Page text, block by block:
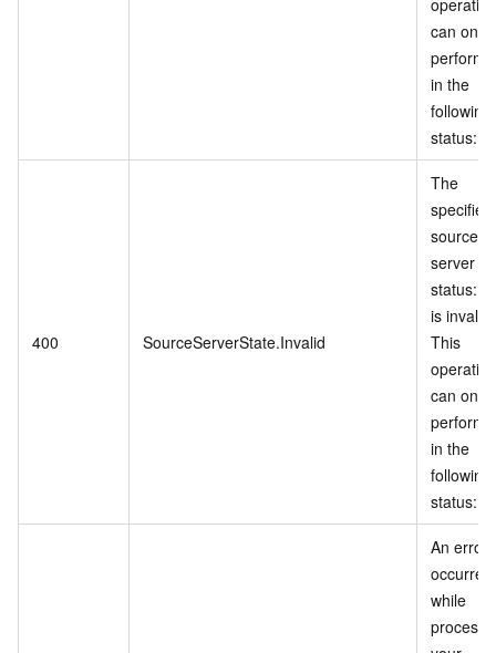
operation
can only
in the
following
status:
400 SourceServerState.Invalid
The
specified
source
server
status:
is invalid.
This
operation
can only
in the
following
status:
An error
occurred
while